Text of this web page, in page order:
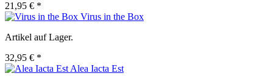
21,95 € *
Virus in the Box
Artikel auf Lager.
32,95 € *
Alea Iacta Est